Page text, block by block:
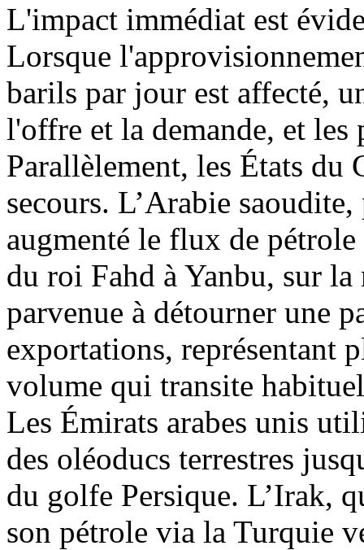
L'impact immédiat est
Lorsque
barils par jour est affecté,
l'offre et la demande, et les
Parallèlement, les États du
secours. L’Arabie
augmenté le flux de
du roi Fahd à Yanbu, sur
parvenue à détourner une
exportations, représentant
volume qui transite
Les Émirats arabes unis
des oléoducs terrestres
du golfe Persique. L’Irak,
son pétrole via la Turquie